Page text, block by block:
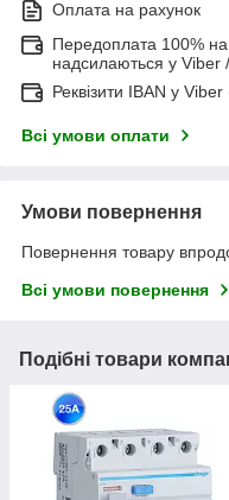
Оплата на рахунок
Передоплата 100% на
надсилаються у
Реквізити IBAN у
Всі умови оплати
Умови повернення
Повернення товару
Всі умови повернення
Подібні товари